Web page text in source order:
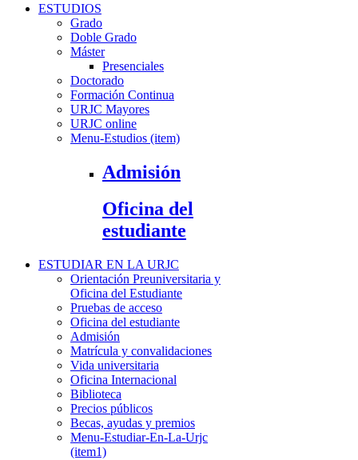
ESTUDIOS
Grado
Doble Grado
Máster
Presenciales
Doctorado
Formación Continua
URJC Mayores
URJC online
Menu-Estudios (item)
Admisión
Oficina del
estudiante
ESTUDIAR EN LA URJC
Orientación Preuniversitaria y
Oficina del Estudiante
Pruebas de acceso
Oficina del estudiante
Admisión
Matrícula y convalidaciones
Vida universitaria
Oficina Internacional
Biblioteca
Precios públicos
Becas, ayudas y premios
Menu-Estudiar-En-La-Urjc
(item1)